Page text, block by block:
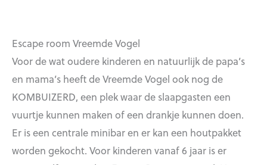
Escape room Vreemde Vogel
Voor de wat oudere kinderen en natuurlijk de papa’s
en mama’s heeft de Vreemde Vogel ook nog de
KOMBUIZERD, een plek waar de slaapgasten een
vuurtje kunnen maken of een drankje kunnen doen.
Er is een centrale minibar en er kan een houtpakket
worden gekocht. Voor kinderen vanaf 6 jaar is er